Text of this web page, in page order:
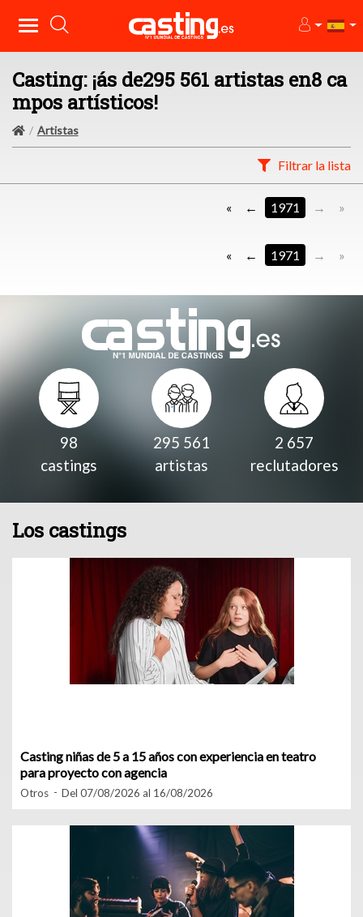
Casting: ¡ás de295 561 artistas en8 ca
mpos artísticos!
Artistas
Filtrar la lista
« 1971 »
« 1971 »
98
castings
295 561
artistas
2 657
reclutadores
Los castings
Casting niñas de 5 a 15 años con experiencia en teatro
para proyecto con agencia
Otros Del 07/08/2026 al 16/08/2026